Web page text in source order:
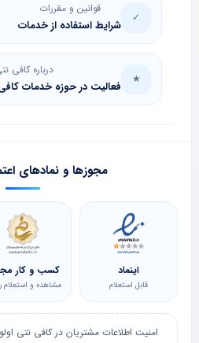
✓
قوانین و مقررات
شرایط استفاده از خدمات
★
درباره کافی
فعالیت در حوزه خدمات کافی
مجوزها و نمادهای
اینماد
قابل استعلام
کسب و کار
مشاهده و استعلام
امنیت اطلاعات مشتریان در کافی نتی